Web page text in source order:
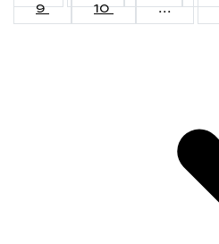
9
10 ...